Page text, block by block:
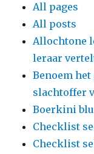
All pages
All posts
Allochtone
leraar
Benoem het
slachtoffer
Boerkini
Checklist
Checklist